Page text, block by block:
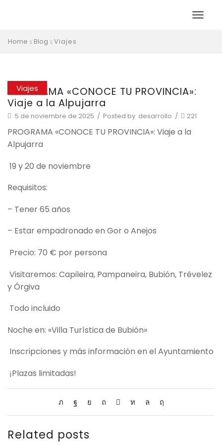
Home Blog Viajes
Viajes
PROGRAMA «CONOCE TU PROVINCIA»:
Viaje a la Alpujarra
5 de noviembre de 2025 / Posted by desarrollo / 221
PROGRAMA «CONOCE TU PROVINCIA»: Viaje a la
Alpujarra
19 y 20 de noviembre
Requisitos:
– Tener 65 años
– Estar empadronado en Gor o Anejos
Precio: 70 € por persona
Visitaremos: Capileira, Pampaneira, Bubión, Trévelez
y Órgiva
Todo incluido
Noche en: «Villa Turística de Bubión»
Inscripciones y más información en el Ayuntamiento
¡Plazas limitadas!
Related posts